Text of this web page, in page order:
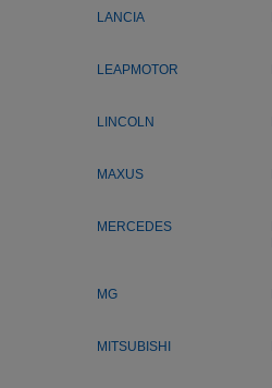
LANCIA
LEAPMOTOR
LINCOLN
MAXUS
MERCEDES
MG
MITSUBISHI